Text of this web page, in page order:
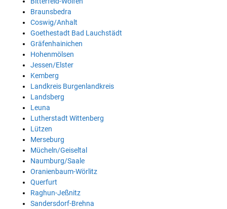
Braunsbedra
Coswig/Anhalt
Goethestadt Bad Lauchstädt
Gräfenhainichen
Hohenmölsen
Jessen/Elster
Kemberg
Landkreis Burgenlandkreis
Landsberg
Leuna
Lutherstadt Wittenberg
Lützen
Merseburg
Mücheln/Geiseltal
Naumburg/Saale
Oranienbaum-Wörlitz
Querfurt
Raghun-Jeßnitz
Sandersdorf-Brehna